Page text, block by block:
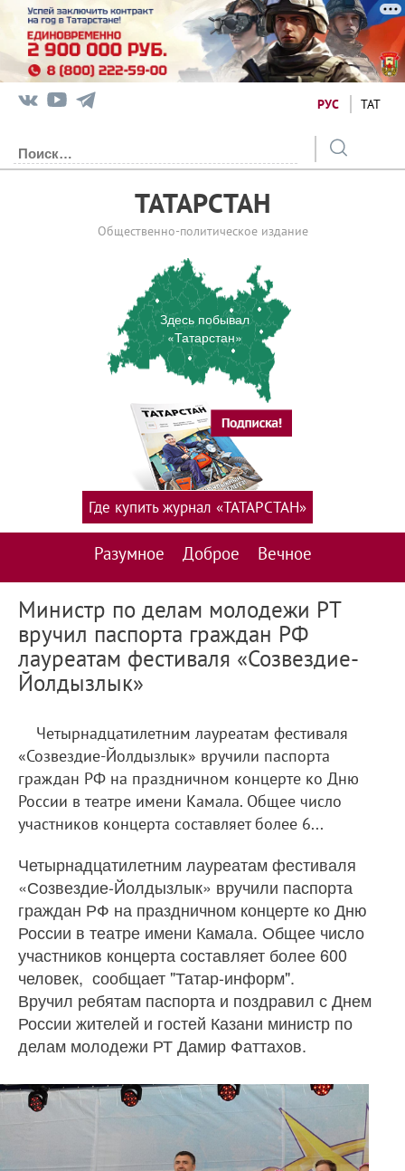
РУС ТАТ
ТАТАРСТАН
Общественно-политическое издание
Здесь побывал
«Татарстан»
Разумное Доброе Вечное
Где купить журнал «ТАТАРСТАН»
Министр по делам молодежи РТ
вручил паспорта граждан РФ
лауреатам фестиваля «Созвездие-
Йолдызлык»
Четырнадцатилетним лауреатам фестиваля
«Созвездие-Йолдызлык» вручили паспорта
граждан РФ на праздничном концерте ко Дню
России в театре имени Камала. Общее число
участников концерта составляет более 6...
Четырнадцатилетним лауреатам фестиваля
«Созвездие-Йолдызлык» вручили паспорта
граждан РФ на праздничном концерте ко Дню
России в театре имени Камала. Общее число
участников концерта составляет более 600
человек, сообщает "Татар-информ".
Вручил ребятам паспорта и поздравил с Днем
России жителей и гостей Казани министр по
делам молодежи РТ Дамир Фаттахов.